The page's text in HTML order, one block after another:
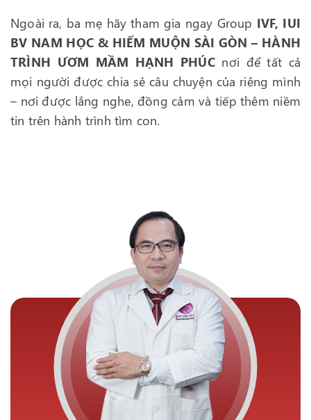
Ngoài ra, ba mẹ hãy tham gia ngay Group IVF, IUI
BV NAM HỌC & HIẾM MUỘN SÀI GÒN – HÀNH
TRÌNH ƯƠM MẦM HẠNH PHÚCnơi để tất cả
mọi người được chia sẻ câu chuyện của riêng mình
– nơi được lắng nghe, đồng cảm và tiếp thêm niềm
tin trên hành trình tìm con.